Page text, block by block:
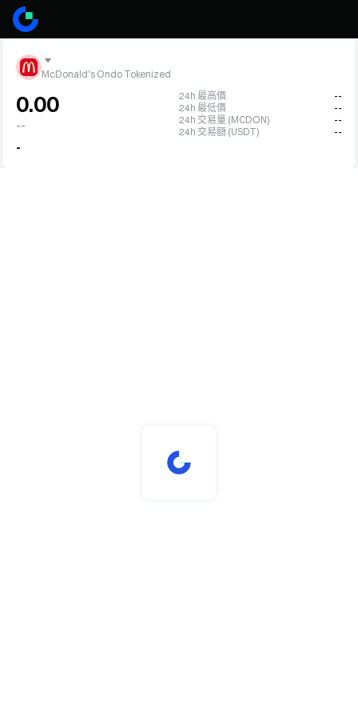
McDonald's Ondo Tokenized
0.00
--
-
24h 最高價
--
24h 最低價
--
24h 交易量 (MCDON)
--
24h 交易額 (USDT)
--